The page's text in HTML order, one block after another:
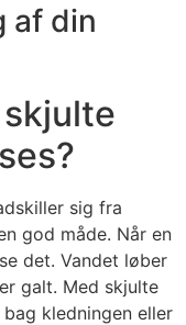
af din
sig fra
god måde. Når en
det. Vandet løber
galt. Med skjulte
kledningen eller